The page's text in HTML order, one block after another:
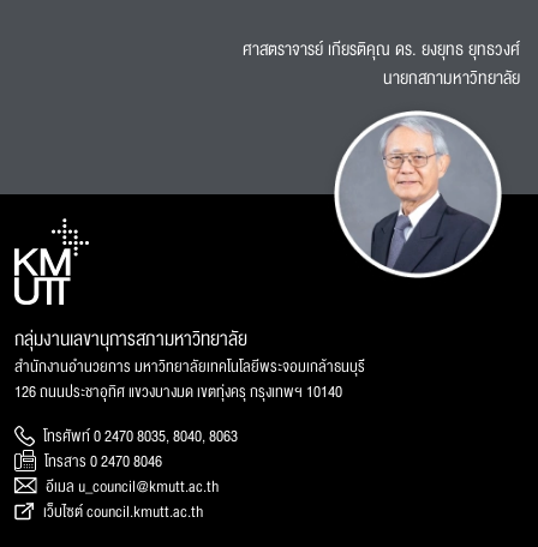
ศาสตราจารย์ เกียรติคุณ ดร. ยงยุทธ ยุทธวงศ์
นายกสภามหาวิทยาลัย
กลุ่มงานเลขานุการสภามหาวิทยาลัย
สำนักงานอำนวยการ มหาวิทยาลัยเทคโนโลยีพระจอมเกล้าธนบุรี
126 ถนนประชาอุทิศ แขวงบางมด เขตทุ่งครุ กรุงเทพฯ 10140
โทรศัพท์ 0 2470 8035, 8040, 8063
โทรสาร 0 2470 8046
อีเมล u_council@kmutt.ac.th
เว็บไซต์ council.kmutt.ac.th